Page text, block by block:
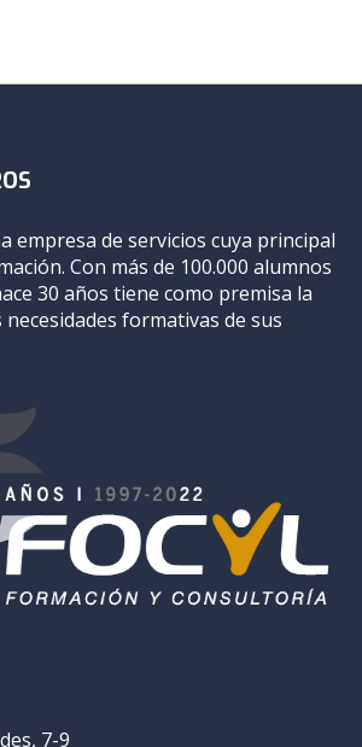
empresa de servicios cuya principal
Con más de 100.000 alumnos
30 años tiene como premisa la
formativas de sus
7-9